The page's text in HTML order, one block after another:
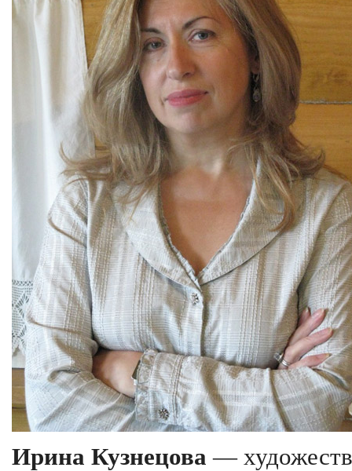
Ирина Кузнецова —